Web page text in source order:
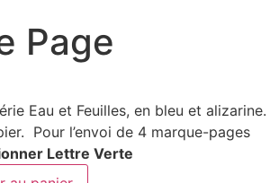
Page
Eau et Feuilles, en bleu et alizarine.
Pour l’envoi de 4 marque-pages
Lettre Verte